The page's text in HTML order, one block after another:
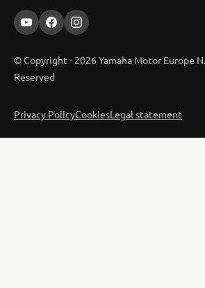
© Copyright - 2026 Yamaha Motor Europe
Reserved
Privacy PolicyCookiesLegal statement